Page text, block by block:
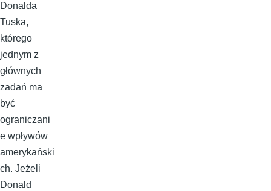
Donalda
Tuska,
którego
jednym z
głównych
zadań ma
być
ograniczani
e wpływów
amerykański
ch. Jeżeli
Donald